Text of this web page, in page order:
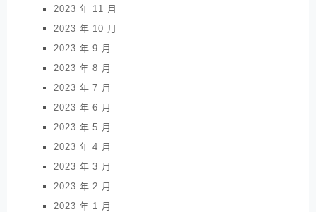
2023 年 11 月
2023 年 10 月
2023 年 9 月
2023 年 8 月
2023 年 7 月
2023 年 6 月
2023 年 5 月
2023 年 4 月
2023 年 3 月
2023 年 2 月
2023 年 1 月